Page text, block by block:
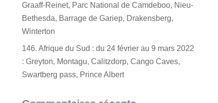
Graaff-Reinet, Parc National de Camdeboo, Nieu-
Bethesda, Barrage de Gariep, Drakensberg,
Winterton
146. Afrique du Sud : du 24 février au 9 mars 2022
: Greyton, Montagu, Calitzdorp, Cango Caves,
Swartberg pass, Prince Albert